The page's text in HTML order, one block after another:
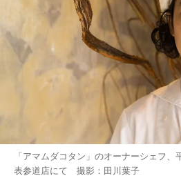
「アマムダコタン」のオーナーシェフ、
表参道店にて 撮影：田川葉子